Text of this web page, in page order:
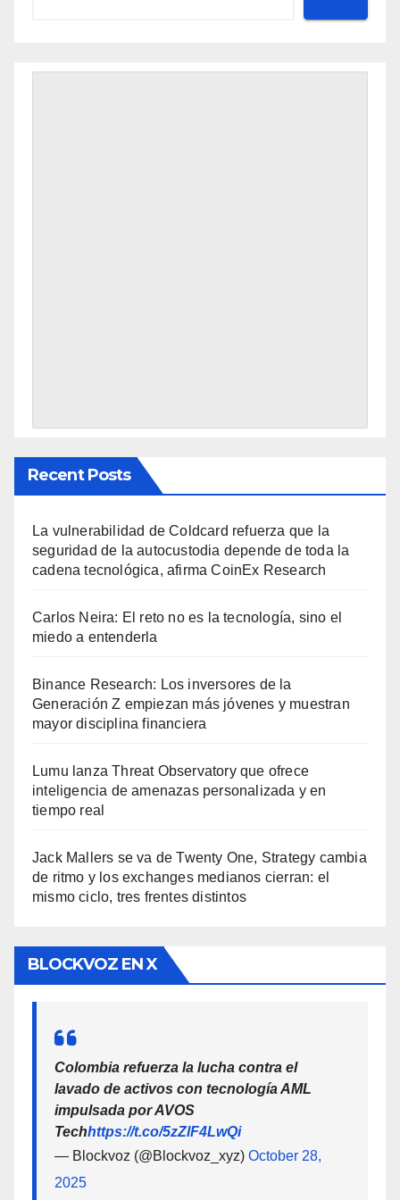
Recent Posts
La vulnerabilidad de Coldcard refuerza que la
seguridad de la autocustodia depende de toda la
cadena tecnológica, afirma CoinEx Research
Carlos Neira: El reto no es la tecnología, sino el
miedo a entenderla
Binance Research: Los inversores de la
Generación Z empiezan más jóvenes y muestran
mayor disciplina financiera
Lumu lanza Threat Observatory que ofrece
inteligencia de amenazas personalizada y en
tiempo real
Jack Mallers se va de Twenty One, Strategy cambia
de ritmo y los exchanges medianos cierran: el
mismo ciclo, tres frentes distintos
BLOCKVOZ EN X
Colombia refuerza la lucha contra el
lavado de activos con tecnología AML
impulsada por AVOS
Techhttps://t.co/5zZlF4LwQi
— Blockvoz (@Blockvoz_xyz) October 28,
2025